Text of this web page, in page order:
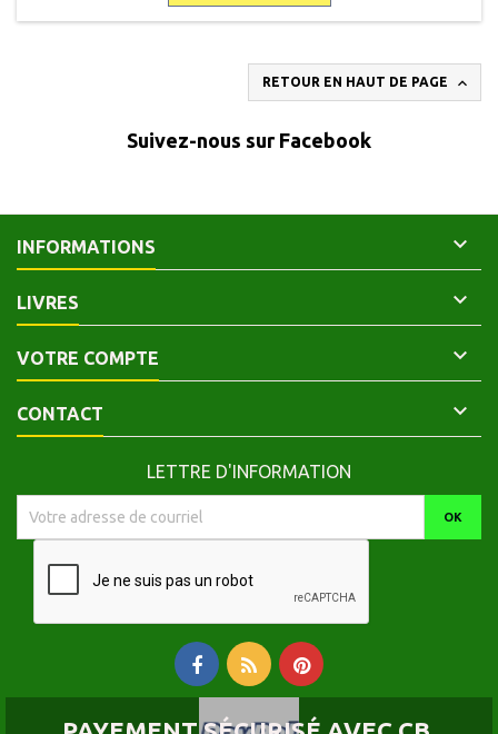
RETOUR EN HAUT DE PAGE 
Suivez-nous sur Facebook
INFORMATIONS 
LIVRES 
VOTRE COMPTE 
CONTACT 
LETTRE D'INFORMATION